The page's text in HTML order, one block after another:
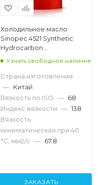
Холодильное масло
Sinopec 4521 Synthetic
Hydrocarbon
Refrigeration
Compressor Oil 68, 200л
Узнать свободное наличие
Страна изготовления
— Китай
Вязкость по ISO — 68
Индекс вязкости — 138
Вязкость
кинематическая при 40
°С, мм2/с — 67.8
ЗАКАЗАТЬ